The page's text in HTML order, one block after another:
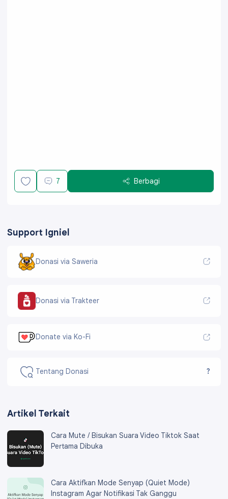
7 Berbagi
Support Igniel
Donasi via Saweria
Donasi via Trakteer
Donate via Ko-Fi
Tentang Donasi ?
Artikel Terkait
Cara Mute / Bisukan Suara Video Tiktok Saat
Pertama Dibuka
Cara Aktifkan Mode Senyap (Quiet Mode)
Instagram Agar Notifikasi Tak Ganggu